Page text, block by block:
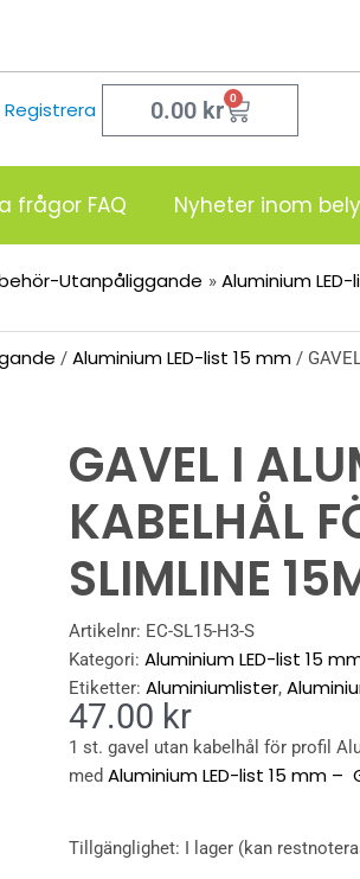
Registrera 0.00 kr 0
Varukorg
frågor FAQ Nyheter inom
Utanpåliggande Aluminium
/ Aluminium LED-list 15 mm /
GAVEL I
KABELHÅL
SLIMLINE
Artikelnr: EC-SL15-H3-S
Kategori: Aluminium LED-list 15
Etiketter: Aluminiumlister,
47.00 kr
1 st. gavel utan kabelhål för profil
med Aluminium LED-list 15 mm –
Tillgänglighet: I lager (kan
GAVEL